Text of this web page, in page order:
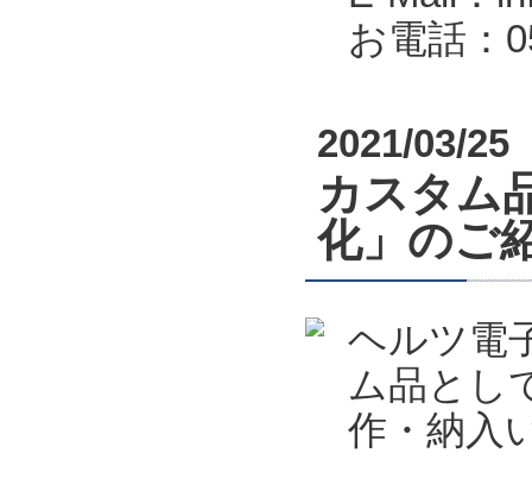
お電話：
2021/03/25
カスタム
化」のご
ヘルツ電
ム品とし
作・納入